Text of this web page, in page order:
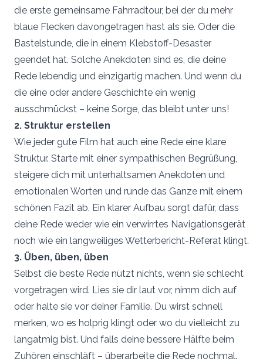
die erste gemeinsame Fahrradtour, bei der du mehr
blaue Flecken davongetragen hast als sie. Oder die
Bastelstunde, die in einem Klebstoff-Desaster
geendet hat. Solche Anekdoten sind es, die deine
Rede lebendig und einzigartig machen. Und wenn du
die eine oder andere Geschichte ein wenig
ausschmückst – keine Sorge, das bleibt unter uns!
2. Struktur erstellen
Wie jeder gute Film hat auch eine Rede eine klare
Struktur. Starte mit einer sympathischen Begrüßung,
steigere dich mit unterhaltsamen Anekdoten und
emotionalen Worten und runde das Ganze mit einem
schönen Fazit ab. Ein klarer Aufbau sorgt dafür, dass
deine Rede weder wie ein verwirrtes Navigationsgerät
noch wie ein langweiliges Wetterbericht-Referat klingt.
3. Üben, üben, üben
Selbst die beste Rede nützt nichts, wenn sie schlecht
vorgetragen wird. Lies sie dir laut vor, nimm dich auf
oder halte sie vor deiner Familie. Du wirst schnell
merken, wo es holprig klingt oder wo du vielleicht zu
langatmig bist. Und falls deine bessere Hälfte beim
Zuhören einschläft – überarbeite die Rede nochmal.